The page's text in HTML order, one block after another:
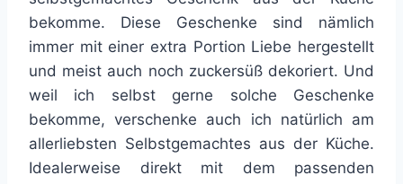
bekomme. Diese Geschenke sind nämlich
immer mit einer extra Portion Liebe hergestellt
und meist auch noch zuckersüß dekoriert. Und
weil ich selbst gerne solche Geschenke
bekomme, verschenke auch ich natürlich am
allerliebsten Selbstgemachtes aus der Küche.
Idealerweise direkt mit dem passenden